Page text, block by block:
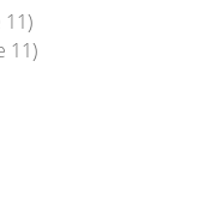
11)
11)